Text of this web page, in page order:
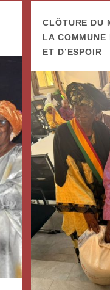
CLÔTURE DU
LA
ET D’ESPOIR